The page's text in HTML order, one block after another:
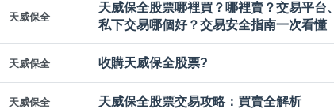
天威保全
天威保全股票哪裡買？哪裡賣？交易平台、
私下交易哪個好？交易安全指南一次看懂
天威保全 收購天威保全股票?
天威保全 天威保全股票交易攻略：買賣全解析